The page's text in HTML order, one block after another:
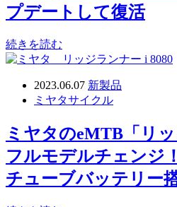
プデートして復活
続きを読む
2023.06.07 新製品
ミヤタサイクル
ミヤタのeMTB「リ
フルモデルチェンジ
チューブバッテリー